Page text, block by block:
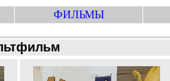
ФИЛЬМЫ